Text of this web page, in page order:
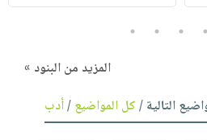
2
3
4
5
المزيد من البنود »
التالية /كل المواضيع/أدب